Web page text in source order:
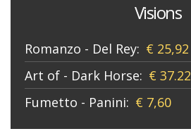
Visions
Romanzo - Del Rey: € 25,92
Art of - Dark Horse: € 37.22
Fumetto - Panini: € 7,60